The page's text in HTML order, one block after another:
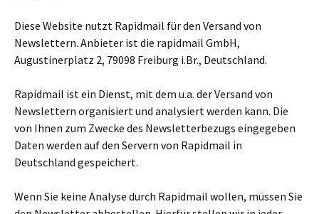
Diese Website nutzt Rapidmail für den Versand von
Newslettern. Anbieter ist die rapidmail GmbH,
Augustinerplatz 2, 79098 Freiburg i.Br., Deutschland.
Rapidmail ist ein Dienst, mit dem u.a. der Versand von
Newslettern organisiert und analysiert werden kann. Die
von Ihnen zum Zwecke des Newsletterbezugs eingegeben
Daten werden auf den Servern von Rapidmail in
Deutschland gespeichert.
Wenn Sie keine Analyse durch Rapidmail wollen, müssen Sie